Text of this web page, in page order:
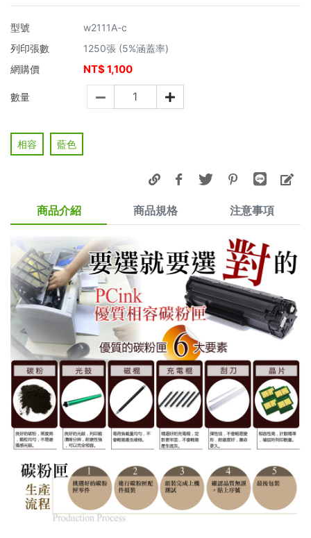
型號
w2111A-c
列印張數
1250張 (5%涵蓋率)
網購價
NT$1,100
數量
相容 藍色
商品介紹 商品規格 注意事項